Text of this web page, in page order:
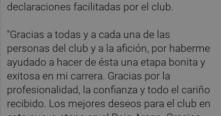
declaraciones facilitadas por el club.
"Gracias a todas y a cada una de las
personas del club y a la afición, por haberme
ayudado a hacer de ésta una etapa bonita y
exitosa en mi carrera. Gracias por la
profesionalidad, la confianza y todo el cariño
recibido. Los mejores deseos para el club en